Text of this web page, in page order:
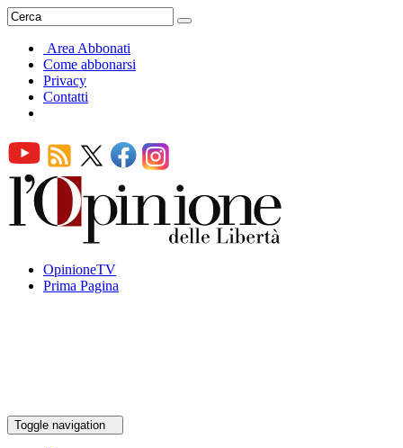
Area Abbonati
Come abbonarsi
Privacy
Contatti
OpinioneTV
Prima Pagina
Toggle navigation